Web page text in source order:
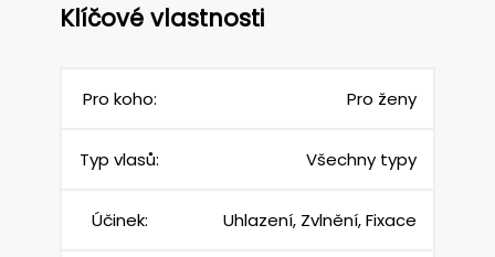
Klíčové vlastnosti
Pro koho: Pro ženy
Typ vlasů: Všechny typy
Účinek: Uhlazení, Zvlnění, Fixace